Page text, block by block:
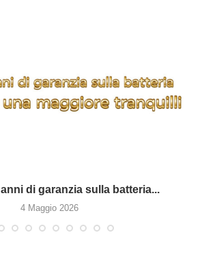
di garanzia sulla batteria...
4 Maggio 2026